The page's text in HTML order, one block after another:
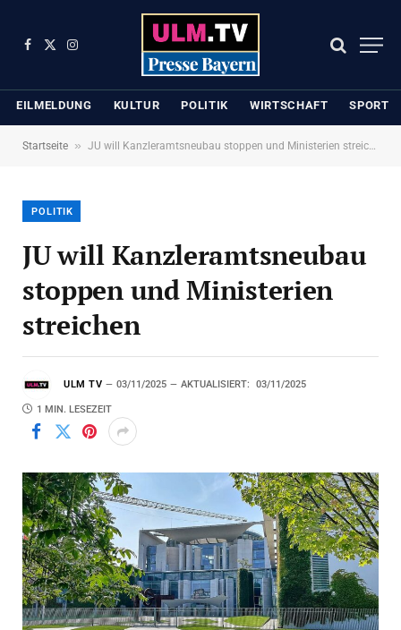
Facebook
X
Instagram
EILMELDUNG KULTUR POLITIK WIRTSCHAFT SPORT
Startseite » JU will Kanzleramtsneubau stoppen und Ministerien streichen
POLITIK
JU will Kanzleramtsneubau
stoppen und Ministerien
streichen
ULM TV 03/11/2025 AKTUALISIERT: 03/11/2025
1 MIN. LESEZEIT